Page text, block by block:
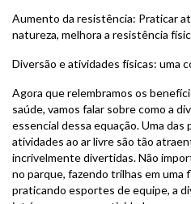
Aumento da resistência: Praticar
natureza, melhora a resistência
Diversão e atividades físicas: uma
Agora que relembramos os
saúde, vamos falar sobre como a
essencial dessa equação. Uma das
atividades ao ar livre são tão
incrivelmente divertidas. Não
no parque, fazendo trilhas em uma
praticando esportes de equipe, a